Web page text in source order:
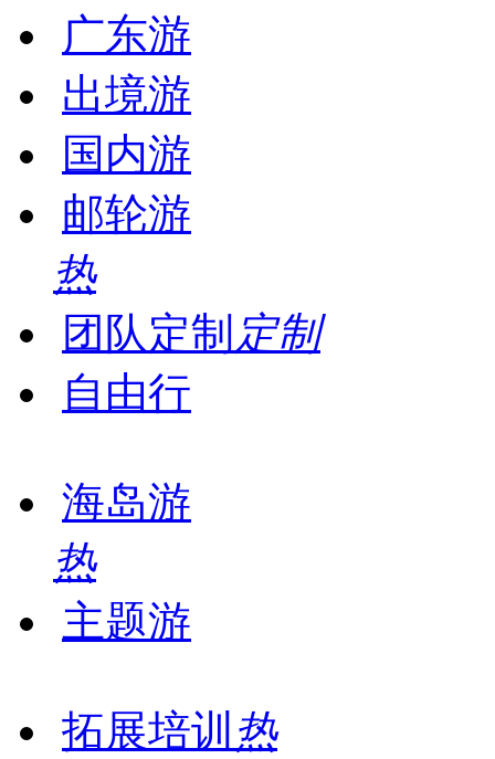
广东游
出境游
国内游
邮轮游
热
团队定制 定制
自由行
海岛游
热
主题游
拓展培训 热